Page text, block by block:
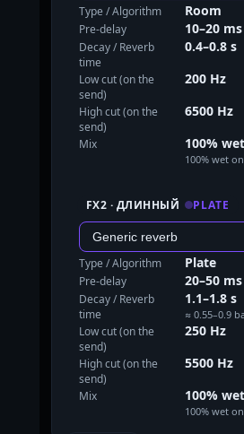
Type / Algorithm Room
Pre-delay 10–20 ms
Decay / Reverb
time
0.4–0.8 s
Low cut (on the
send)
200 Hz
High cut (on the
send)
6500 Hz
Mix 100% wet
100% wet
FX2 · ДЛИННЫЙ PLATE
Type / Algorithm Plate
Pre-delay 20–50 ms
Decay / Reverb
time
1.1–1.8 s
≈ 0.55–0.9
Low cut (on the
send)
250 Hz
High cut (on the
send)
5500 Hz
Mix 100% wet
100% wet